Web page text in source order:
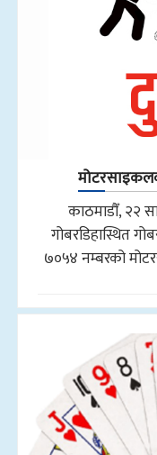
काठमाडौँ, २२
गोबरडिहास्थित
७०५४ नम्बरको